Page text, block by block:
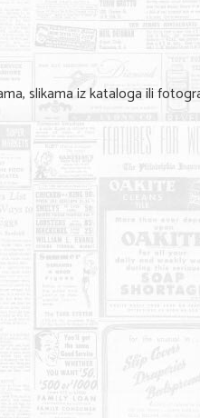
slikama iz kataloga ili